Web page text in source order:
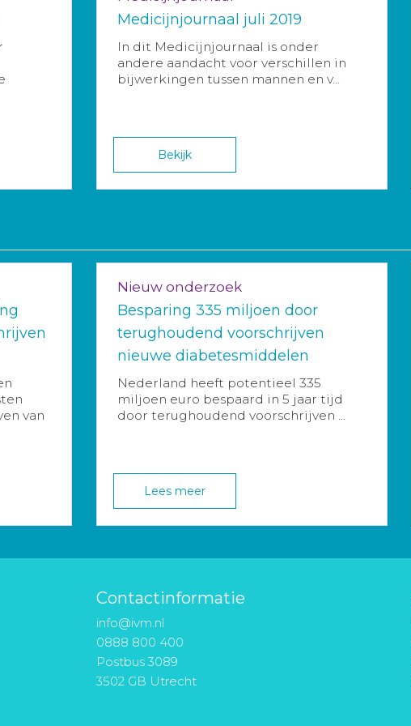
Medicijnjournaal juli 2019
In dit Medicijnjournaal is onder
andere aandacht voor verschillen in
bijwerkingen tussen mannen en v...
Bekijk
van
Nieuw onderzoek
Besparing 335 miljoen door
terughoudend voorschrijven
nieuwe diabetesmiddelen
Nederland heeft potentieel 335
miljoen euro bespaard in 5 jaar tijd
door terughoudend voorschrijven ...
Lees meer
Contactinformatie
info@ivm.nl
0888 800 400
Postbus 3089
3502 GB Utrecht